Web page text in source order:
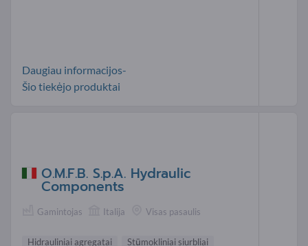
Daugiau informacijos-
Šio tiekėjo produktai
O.M.F.B. S.p.A. Hydraulic
Components
Gamintojas Italija Visas pasaulis
Hidrauliniai agregatai
Stūmokliniai siurbliai